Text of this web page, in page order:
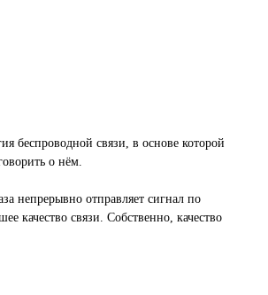
беспроводной связи, в основе которой
о нём.
непрерывно отправляет сигнал по
качество связи. Собственно, качество